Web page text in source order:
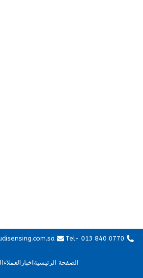
Tel- 013 840 0770
الصفحة الرئيسية اخبار العملاء